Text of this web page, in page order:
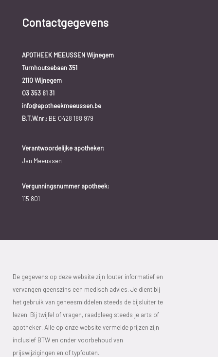
Contactgegevens
APOTHEEK MEEUSSEN Wijnegem
Turnhoutsebaan 351
2110 Wijnegem
03 353 61 31
info@apotheekmeeussen.be
B.T.W.nr.:BE 0428 188 979
Verantwoordelijke apotheker:
Jan Meeussen
Vergunningsnummer apotheek:
115 801
De gegevens op deze website zijn louter informatief en
vervangen geenszins een medisch advies. Je dient bij
het gebruik van geneesmiddelen steeds de bijsluiter te
lezen. Bij twijfel of vragen, raadpleeg steeds je arts of
apotheker. Alle op onze website vermelde prijzen zijn
inclusief BTW en onder voorbehoud van
prijswijzigingen en of typfouten.